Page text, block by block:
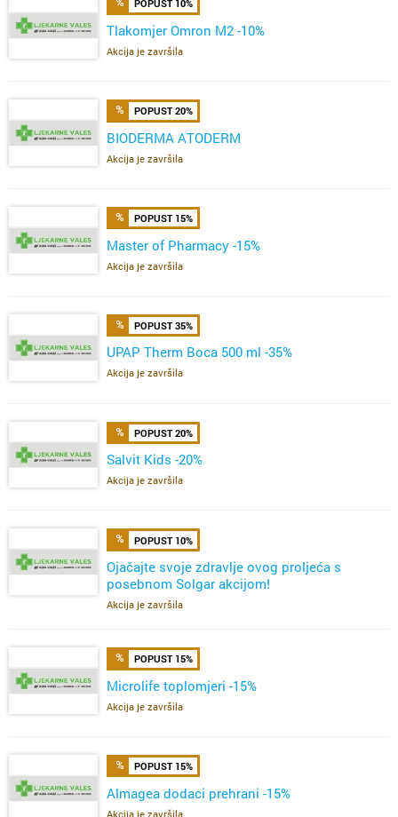
POPUST 10%
Tlakomjer Omron M2 -10%
Akcija je završila
POPUST 20%
BIODERMA ATODERM
Akcija je završila
POPUST 15%
Master of Pharmacy -15%
Akcija je završila
POPUST 35%
UPAP Therm Boca 500 ml -35%
Akcija je završila
POPUST 20%
Salvit Kids -20%
Akcija je završila
POPUST 10%
Ojačajte svoje zdravlje ovog proljeća s
posebnom Solgar akcijom!
Akcija je završila
POPUST 15%
Microlife toplomjeri -15%
Akcija je završila
POPUST 15%
Almagea dodaci prehrani -15%
Akcija je završila